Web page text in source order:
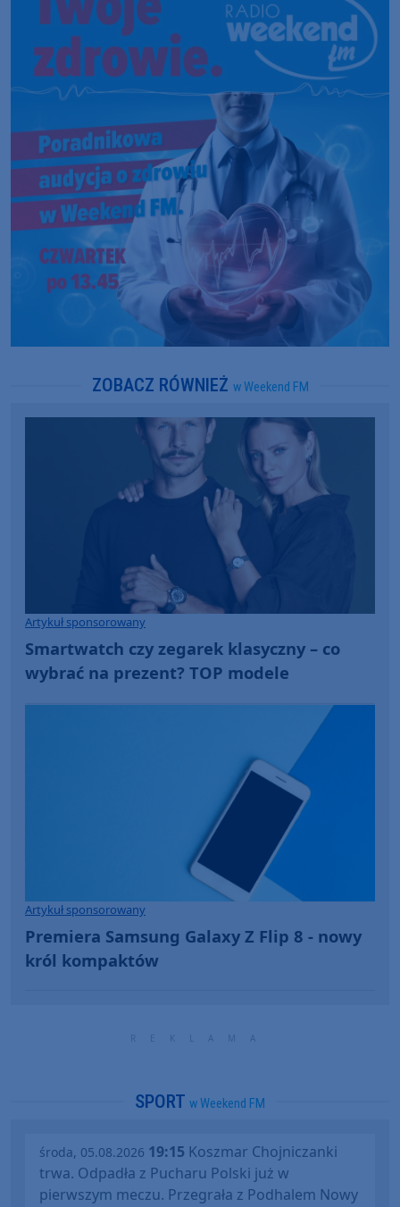
ZOBACZ RÓWNIEŻ w Weekend FM
Artykuł sponsorowany
Smartwatch czy zegarek klasyczny – co
wybrać na prezent? TOP modele
Artykuł sponsorowany
Premiera Samsung Galaxy Z Flip 8 - nowy
król kompaktów
SPORT w Weekend FM
środa, 05.08.2026 19:15 Koszmar Chojniczanki
trwa. Odpadła z Pucharu Polski już w
pierwszym meczu. Przegrała z Podhalem Nowy